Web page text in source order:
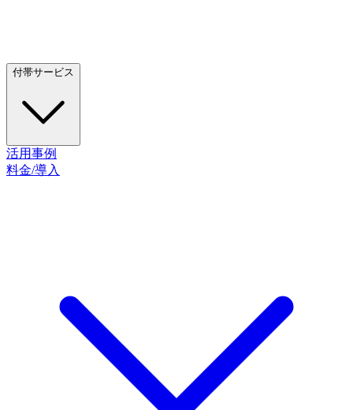
付帯サービス
活用事例
料金/導入